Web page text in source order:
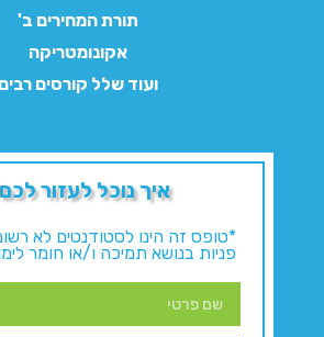
תורת המחירים ב'
אקונומטריקה
ועוד שלל קורסים רבים
איך נוכל לעזור
*טופס זה הינו לסטודנטים לא
פניות בנושא תמיכה ו/או חומר